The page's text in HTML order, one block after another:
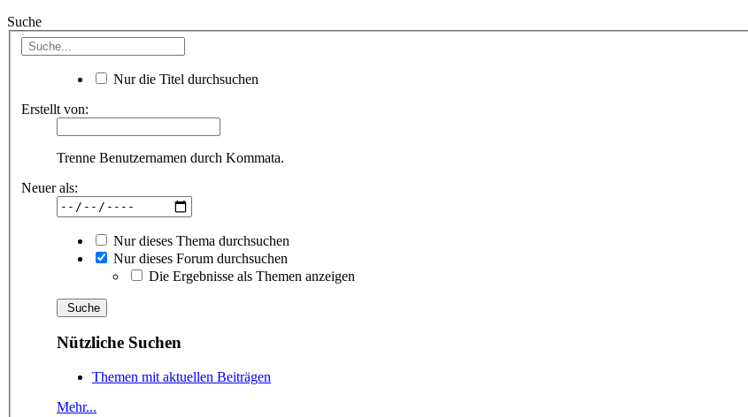
Suche
Nur die Titel durchsuchen
Erstellt von:
Trenne Benutzernamen durch Kommata.
Neuer als:
Nur dieses Thema durchsuchen
Nur dieses Forum durchsuchen
Die Ergebnisse als Themen anzeigen
Nützliche Suchen
Themen mit aktuellen Beiträgen
Mehr...